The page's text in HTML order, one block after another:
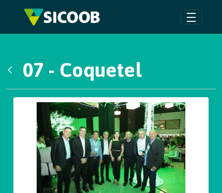
Pular para o Conteúdo principal
07 - Coquetel
Galeria de Mídias